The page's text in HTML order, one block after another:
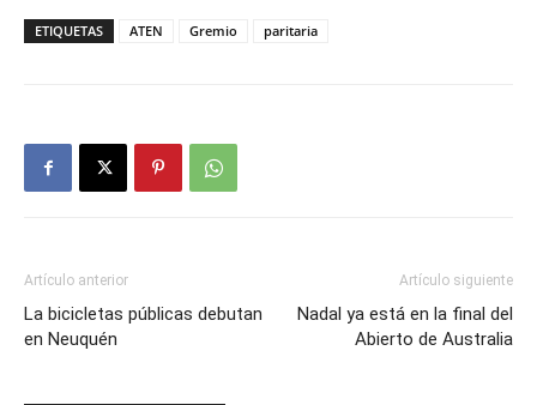
ETIQUETAS ATEN Gremio paritaria
Artículo anterior
La bicicletas públicas debutan
en Neuquén
Artículo siguiente
Nadal ya está en la final del
Abierto de Australia